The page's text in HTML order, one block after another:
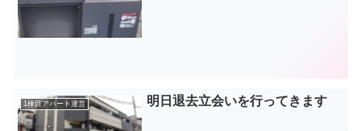
1棟目アパート運営 明日退去立会いを行ってきます